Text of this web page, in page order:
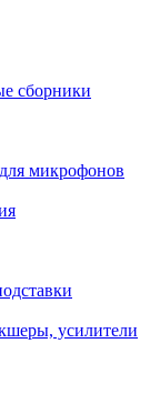
сборники
микрофонов
усилители